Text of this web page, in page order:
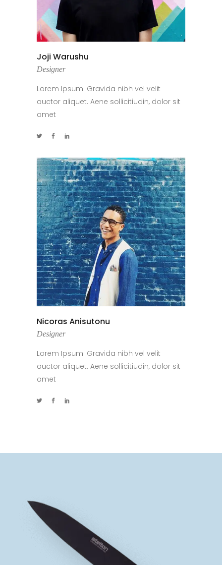
Joji Warushu
Designer
Lorem Ipsum. Gravida nibh vel velit
auctor aliquet. Aene sollicitiudin, dolor sit
amet
Nicoras Anisutonu
Designer
Lorem Ipsum. Gravida nibh vel velit
auctor aliquet. Aene sollicitiudin, dolor sit
amet